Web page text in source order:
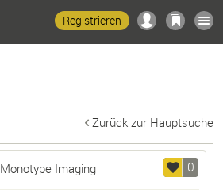
Registrieren
Zurück zur Hauptsuche
0
Monotype Imaging